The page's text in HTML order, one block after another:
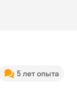
5 лет опыта